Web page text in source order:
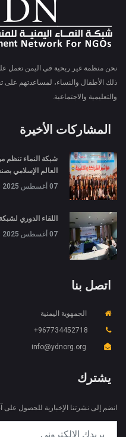
نحن منظمة غير ربحية في اليمن تعمل
ذلك الأطفال والنساء، لمساعدتهم على
والتعليمية والاجتماعية.
المشاركات الأخيرة
شبكة النماء تنظم
العالم الإسلامي
07 أغسطس 2025
اللقاء الدوري
07 أغسطس 2025
اتصل بنا
الجمهوية اليمنية
967734452718+
info@ydnorg.org
يشترك
انضم إلى نشرتنا الإخبارية للحصول على
ملفات تعريف
occasional too